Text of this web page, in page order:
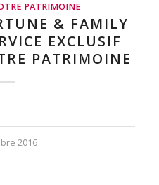
PATRIMOINE
& FAMILY
EXCLUSIF
PATRIMOINE
2016